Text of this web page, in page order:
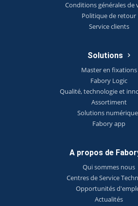
Conditions générales de
Politique de retour
Service clients
Solutions
Master en fixations
Fabory Logic
Qualité, technologie et
Assortiment
Solutions
Fabory app
A propos de
Qui sommes nous
Centres de Service
Opportunités
Actualités